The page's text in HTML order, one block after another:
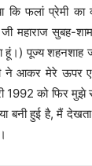
कि फलां प्रेमी का
महाराज सुबह-
पूज्य शहनशाह
ने आकर मेरे
1992 को फिर मुझे
हुई है, मैं देखता